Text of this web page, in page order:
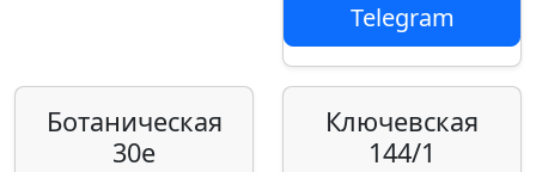
Telegram
Ботаническая
30е
Ключевская
144/1